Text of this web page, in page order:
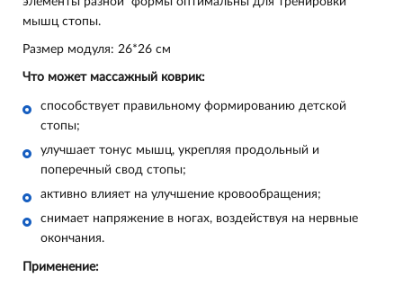
мышц стопы.
Размер модуля: 26*26 см
Что может массажный коврик:
способствует правильному формированию детской
стопы;
улучшает тонус мышц, укрепляя продольный и
поперечный свод стопы;
активно влияет на улучшение кровообращения;
снимает напряжение в ногах, воздействуя на нервные
окончания.
Применение: